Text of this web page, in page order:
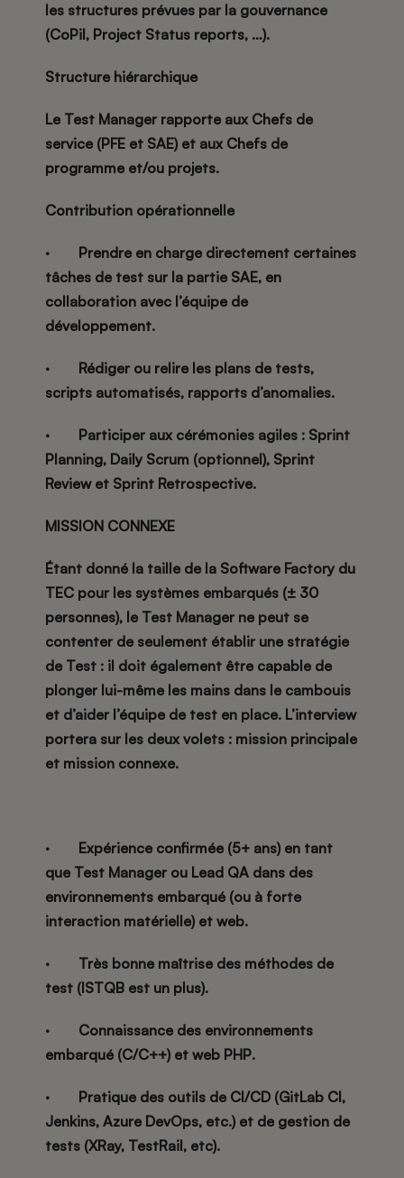
les structures prévues par la gouvernance
(CoPil, Project Status reports, …).
Structure hiérarchique
Le Test Manager rapporte aux Chefs de
service (PFE et SAE) et aux Chefs de
programme et/ou projets.
Contribution opérationnelle
· Prendre en charge directement certaines
tâches de test sur la partie SAE, en
collaboration avec l’équipe de
développement.
·
Rédiger ou relire les plans de tests,
scripts automatisés, rapports d’anomalies.
·
Participer aux cérémonies agiles : Sprint
Planning, Daily Scrum (optionnel), Sprint
Reviewet Sprint Retrospective.
MISSION CONNEXE
Étant donné la taille de la Software Factory du
TEC pour les systèmes embarqués (± 30
personnes), le Test Manager ne peut se
contenter de seulement établir une stratégie
de Test : il doit également être capable de
plonger lui-même les mains dans le cambouis
et d’aider l’équipe de test en place. L’interview
portera sur les deux volets : mission principale
et mission connexe.
·
Expérience confirmée (5+ ans) en tant
que Test Manager ou Lead QA dans des
environnements embarqué (ou à forte
interaction matérielle) et web.
·
Très bonne maîtrise des méthodes de
test (ISTQB est un plus).
·
Connaissance des environnements
embarqué (C/C++) et web PHP.
·
Pratique des outils de CI/CD (GitLab CI,
Jenkins, Azure DevOps, etc.) et de gestion de
tests (XRay, TestRail, etc).